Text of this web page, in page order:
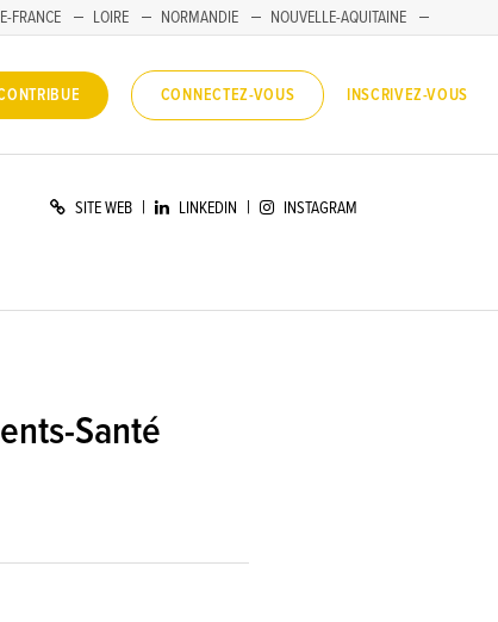
FRANCE LOIRE NORMANDIE
NOUVELLE-AQUITAINE
CONNECTEZ-VOUS INSCRIVEZ-VOUS
SITE WEB | LINKEDIN | INSTAGRAM
Santé